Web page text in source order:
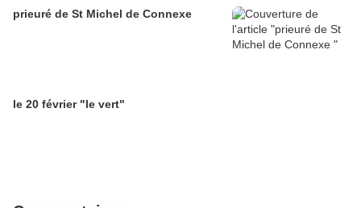
prieuré de St Michel de Connexe
le 20 février "le vert"